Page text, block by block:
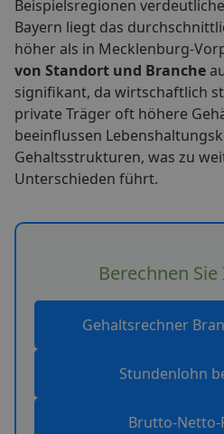
Beispielsregionen
Bayern liegt das
höher als in Mecklenburg-
von Standort und Branche
signifikant, da wirtschaftlich
private Träger oft höhere
beeinflussen
Gehaltsstrukturen, was zu
Unterschieden führt.
Berechnen
Gehaltsrechner
Stundenlohn
Brutto-Netto-